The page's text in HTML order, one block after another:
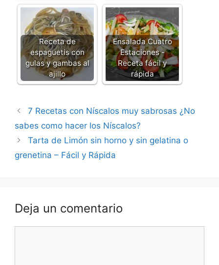
Receta de
espaguetis con
gulas y gambas al
ajillo
Ensalada Cuatro
Estaciones -
Receta fácil y
rápida
7 Recetas con Níscalos muy sabrosas ¿No
sabes como hacer los Níscalos?
Tarta de Limón sin horno y sin gelatina o
grenetina – Fácil y Rápida
Deja un comentario